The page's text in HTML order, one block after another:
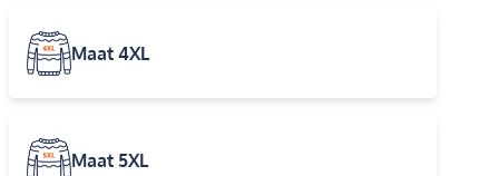
Maat 4XL
Maat 5XL